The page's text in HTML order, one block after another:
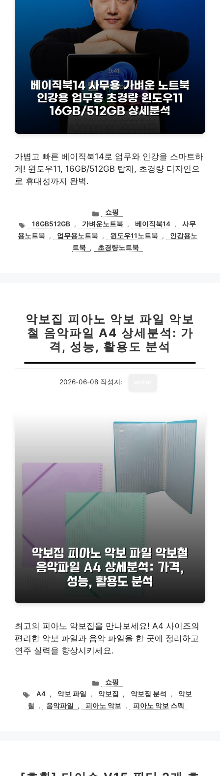
가볍고 빠른 베이직북14로 업무와 인강을 스마트하
게! 윈도우11, 16GB/512GB 탑재, 초경량 디자인으
로 휴대성까지 완벽.
카
테
고
리
쇼핑
태
그
16GB512GB , 가벼운노트북 , 베이직북14 ,
사무
용노트북 , 업무용노트북 , 윈도우11노트북 ,
인강용노
트북 , 초경량노트북
악보집 피아노 악보 파일 악보
철 음악파일 A4 상세분석: 가
격, 성능, 활용도 분석
2026-06-08 작성자:
최고의 피아노 악보집을 만나보세요! A4 사이즈의
편리한 악보 파일과 음악 파일을 한 곳에 정리하고
연주 실력을 향상시키세요.
카
테
고
리
쇼핑
태
그
A4 , 악보 파일 , 악보집 , 악보집 분석 ,
악보
철
, 음악파일 , 피아노 악보 , 피아노 악보 스펙